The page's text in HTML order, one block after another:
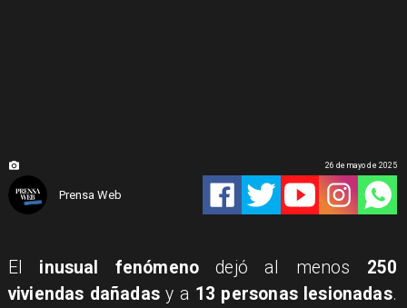
Prensa Web
26 de mayo de 2025
El inusual fenómeno dejó al menos 250
viviendas dañadas y a 13 personas lesionadas.